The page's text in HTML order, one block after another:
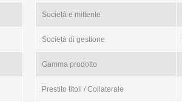
Società e mittente
Società di gestione
Gamma prodotto
Prestito titoli / Collaterale